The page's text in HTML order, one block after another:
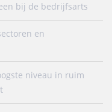
bij de bedrijfsarts
en
niveau in ruim